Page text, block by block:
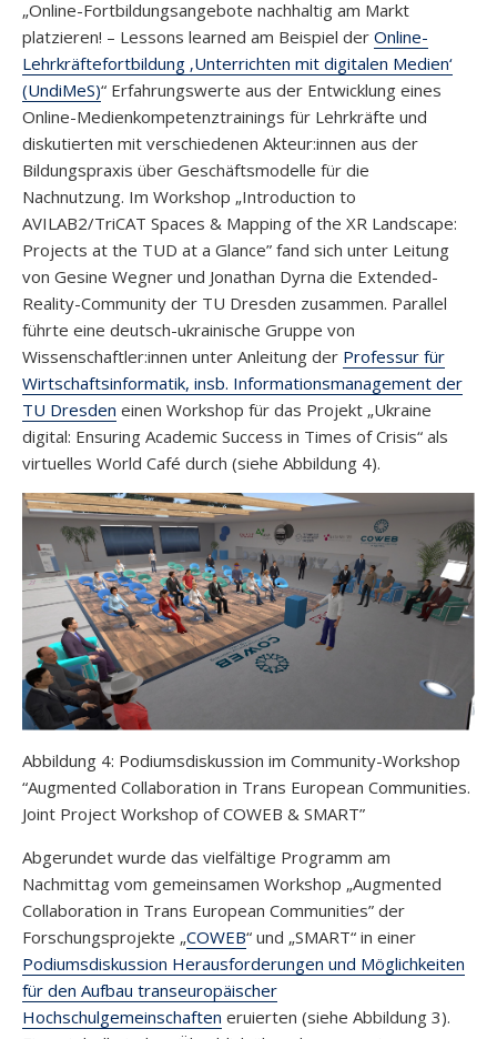
„Online-Fortbildungsangebote nachhaltig am Markt
platzieren! – Lessons learned am Beispiel der Online-
Lehrkräftefortbildung ‚Unterrichten mit digitalen Medien‘
(UndiMeS)“ Erfahrungswerte aus der Entwicklung eines
Online-Medienkompetenztrainings für Lehrkräfte und
diskutierten mit verschiedenen Akteur:innen aus der
Bildungspraxis über Geschäftsmodelle für die
Nachnutzung. Im Workshop „Introduction to
AVILAB2/TriCAT Spaces & Mapping of the XR Landscape:
Projects at the TUD at a Glance” fand sich unter Leitung
von Gesine Wegner und Jonathan Dyrna die Extended-
Reality-Community der TU Dresden zusammen. Parallel
führte eine deutsch-ukrainische Gruppe von
Wissenschaftler:innen unter Anleitung der Professur für
Wirtschaftsinformatik, insb. Informationsmanagement der
TU Dresden einen Workshop für das Projekt „Ukraine
digital: Ensuring Academic Success in Times of Crisis“ als
virtuelles World Café durch (siehe Abbildung 4).
Abbildung 4: Podiumsdiskussion im Community-Workshop
“Augmented Collaboration in Trans European Communities.
Joint Project Workshop of COWEB & SMART”
Abgerundet wurde das vielfältige Programm am
Nachmittag vom gemeinsamen Workshop „Augmented
Collaboration in Trans European Communities” der
Forschungsprojekte „COWEB“ und „SMART“ in einer
Podiumsdiskussion Herausforderungen und Möglichkeiten
für den Aufbau transeuropäischer
Hochschulgemeinschaften eruierten (siehe Abbildung 3).